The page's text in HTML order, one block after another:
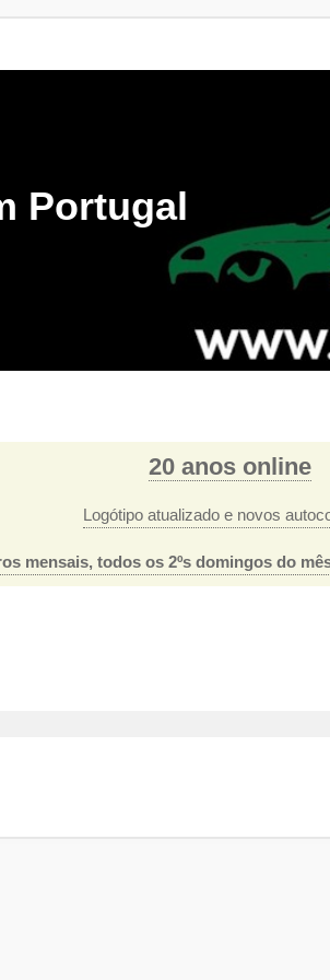
Portugal
20 anos online
Logótipo atualizado e novos
mensais, todos os 2ºs domingos do